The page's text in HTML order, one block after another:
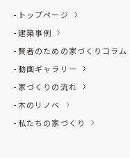
トップページ
建築事例
賢者のための家づくりコラム
動画ギャラリー
家づくりの流れ
木のリノベ
私たちの家づくり